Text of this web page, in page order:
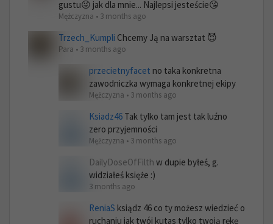
gustu😜 jak dla mnie... Najlepsi jesteście😘
Mężczyzna • 3 months ago
Trzech_Kumpli Chcemy Ją na warsztat 😈
Para • 3 months ago
przecietnyfacet no taka konkretna
zawodniczka wymaga konkretnej ekipy
Mężczyzna • 3 months ago
Ksiadz46 Tak tylko tam jest tak luźno
zero przyjemności
Mężczyzna • 3 months ago
DailyDoseOfFilth w dupie byłeś, g.
widziałeś księże :)
3 months ago
ReniaS ksiądz 46 co ty możesz wiedzieć o
ruchaniu jak twój kutas tylko twoją rękę